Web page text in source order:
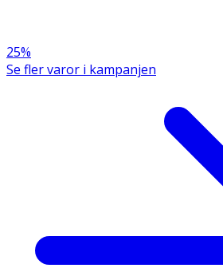
25%
Se fler varor i kampanjen